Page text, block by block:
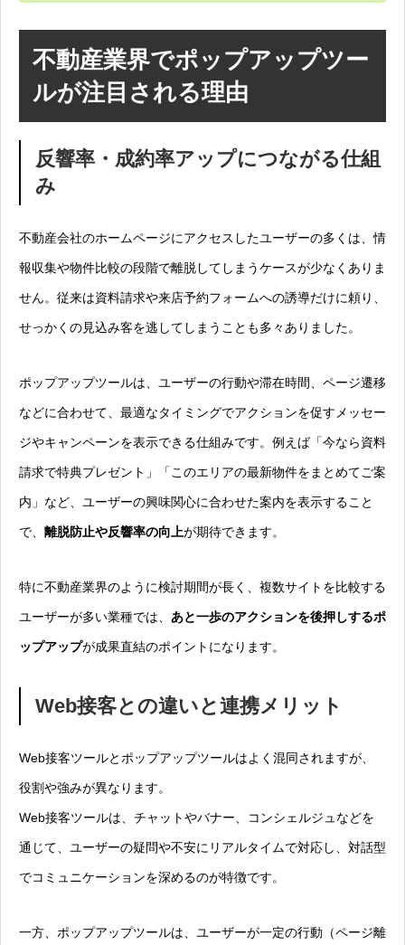
不動産業界でポップアップツー
ルが注目される理由
反響率・成約率アップにつながる仕組
み
不動産会社のホームページにアクセスしたユーザーの多くは、情
報収集や物件比較の段階で離脱してしまうケースが少なくありま
せん。従来は資料請求や来店予約フォームへの誘導だけに頼り、
せっかくの見込み客を逃してしまうことも多々ありました。
ポップアップツールは、ユーザーの行動や滞在時間、ページ遷移
などに合わせて、最適なタイミングでアクションを促すメッセー
ジやキャンペーンを表示できる仕組みです。例えば「今なら資料
請求で特典プレゼント」「このエリアの最新物件をまとめてご案
内」など、ユーザーの興味関心に合わせた案内を表示すること
で、 離脱防止や反響率の向上が期待できます。
特に不動産業界のように検討期間が長く、複数サイトを比較する
ユーザーが多い業種では、 あと一歩のアクションを後押しするポ
ップアップが成果直結のポイントになります。
Web接客との違いと連携メリット
Web接客ツールとポップアップツールはよく混同されますが、
役割や強みが異なります。
Web接客ツールは、チャットやバナー、コンシェルジュなどを
通じて、ユーザーの疑問や不安にリアルタイムで対応し、対話型
でコミュニケーションを深めるのが特徴です。
一方、ポップアップツールは、ユーザーが一定の行動（ページ離